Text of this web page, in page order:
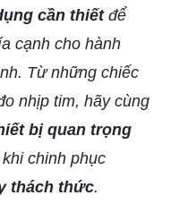
cần thiếtđể
cạnh cho hành
Từ những chiếc
nhịp tim, hãy cùng
bị quan trọng
chinh phục
thách thức.